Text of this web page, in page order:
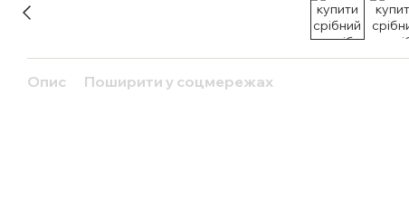
Опис Поширити у соцмережах